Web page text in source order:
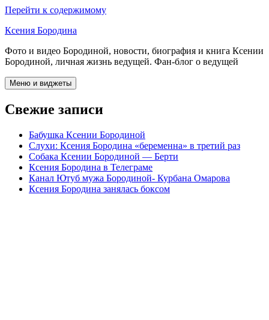
Перейти к содержимому
Ксения Бородина
Фото и видео Бородиной, новости, биография и книга Ксении
Бородиной, личная жизнь ведущей. Фан-блог о ведущей
Меню и виджеты
Свежие записи
Бабушка Ксении Бородиной
Слухи: Ксения Бородина «беременна» в третий раз
Собака Ксении Бородиной — Берти
Ксения Бородина в Телеграме
Канал Ютуб мужа Бородиной- Курбана Омарова
Ксения Бородина занялась боксом